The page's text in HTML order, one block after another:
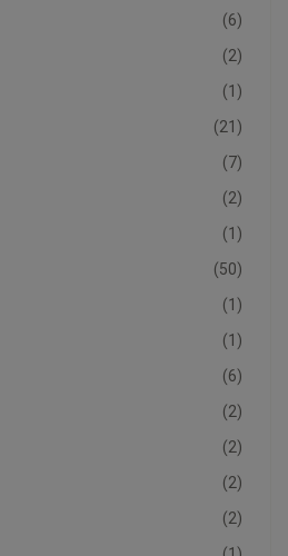
(6)
(2)
(1)
(21)
(7)
(2)
(1)
(50)
(1)
(1)
(6)
(2)
(2)
(2)
(2)